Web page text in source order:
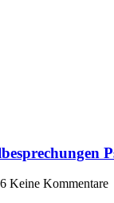
Keine Kommentare